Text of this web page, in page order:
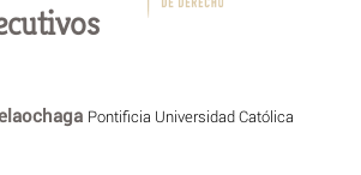
Pontificia Universidad Católica